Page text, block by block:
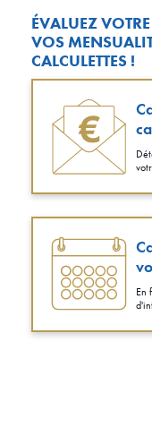
ÉVALUEZ
VOS
CALCULETTES !
En